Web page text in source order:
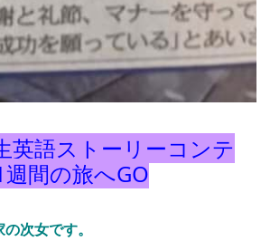
英語ストーリーコンテ
間の旅へGO
次女です。